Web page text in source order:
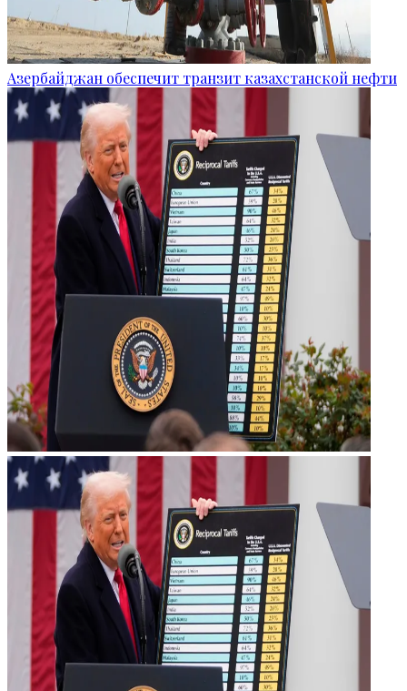
Азербайджан обеспечит транзит казахстанской нефти